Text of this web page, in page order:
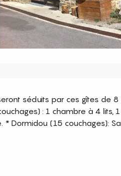
séduits par ces gîtes de
: 1 chambre à 4 lits,
Dormidou (15 couchages):